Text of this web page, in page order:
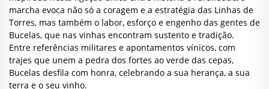
marcha evoca não só a coragem e a estratégia das Linhas de
Torres, mas também o labor, esforço e engenho das gentes de
Bucelas, que nas vinhas encontram sustento e tradição.
Entre referências militares e apontamentos vínicos, com
trajes que unem a pedra dos fortes ao verde das cepas,
Bucelas desfila com honra, celebrando a sua herança, a sua
terra e o seu vinho.